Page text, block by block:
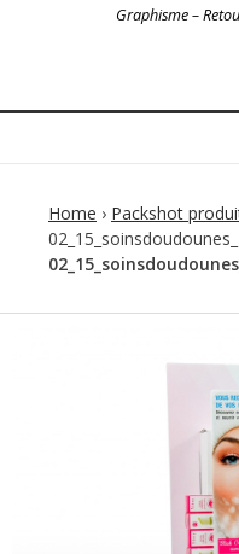
Graphisme –
Home › Packshot